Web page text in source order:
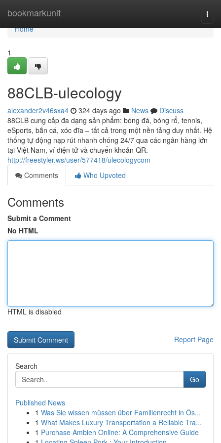
bookmarkunit
Home
Home
1
88CLB-ulecology
alexander2v46sxa4 324 days ago News
Discuss
88CLB cung cấp đa dạng sản phẩm: bóng đá, bóng rổ, tennis,
eSports, bắn cá, xóc đĩa – tất cả trong một nền tảng duy nhất. Hệ
thống tự động nạp rút nhanh chóng 24/7 qua các ngân hàng lớn
tại Việt Nam, ví điện tử và chuyển khoản QR.
http://freestyler.ws/user/577418/ulecologycom
Comments
Who Upvoted
Comments
Submit a Comment
No HTML
HTML is disabled
Report Page
Search
Go
Published News
1 Was Sie wissen müssen über Familienrecht in Ös...
1 What Makes Luxury Transportation a Reliable Tra...
1 Purchase Ambien Online: A Comprehensive Guide